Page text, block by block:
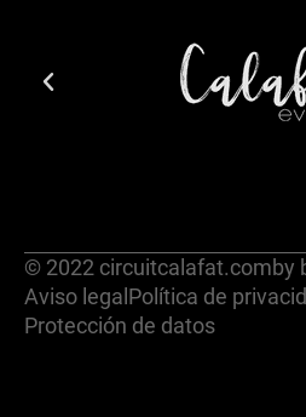
© 2022 circuitcalafat.comby
Aviso legalPolítica de
Protección de datos